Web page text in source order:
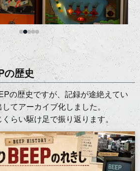
の歴史
の歴史ですが、記録が途絶えてい
てアーカイブ化しました。
らい駆け足で振り返ります。